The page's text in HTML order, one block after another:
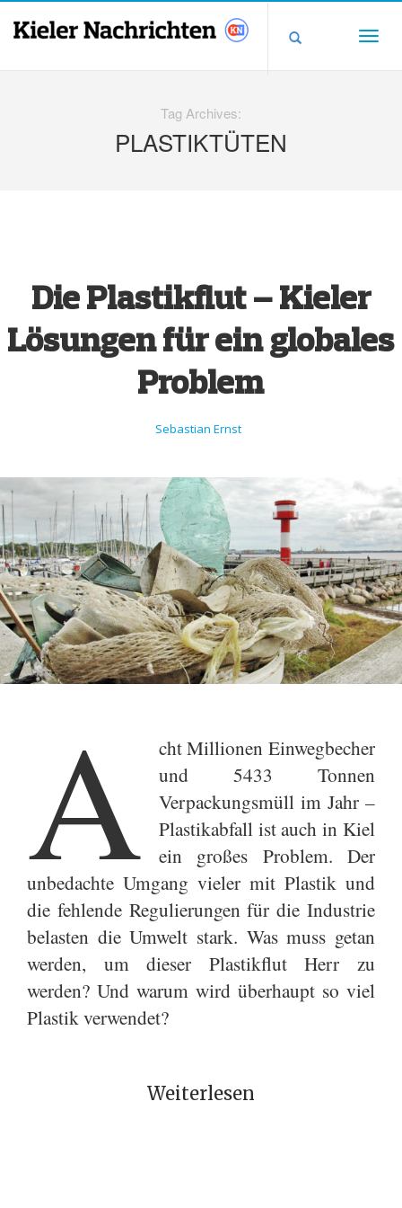
Tag Archives:
PLASTIKTÜTEN
Die Plastikflut – Kieler
Lösungen für ein globales
Problem
Sebastian Ernst
A
cht Millionen Einwegbecher
und 5433 Tonnen
Verpackungsmüll im Jahr –
Plastikabfall ist auch in Kiel
ein großes Problem. Der
unbedachte Umgang vieler mit Plastik und
die fehlende Regulierungen für die Industrie
belasten die Umwelt stark. Was muss getan
werden, um dieser Plastikflut Herr zu
werden? Und warum wird überhaupt so viel
Plastik verwendet?
Weiterlesen